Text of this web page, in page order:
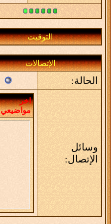
التوقيت
الإتصالات
الحالة:
وسائل
الإتصال:
اخر
مواضيعي